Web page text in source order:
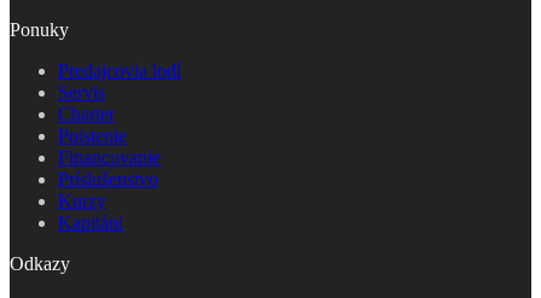
Ponuky
Predajcovia lodí
Servis
Charter
Poistenie
Financovanie
Príslušenstvo
Kurzy
Kapitáni
Odkazy